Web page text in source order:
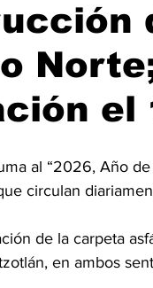
el
al “2026, Año
circulan
de la carpeta
en ambos